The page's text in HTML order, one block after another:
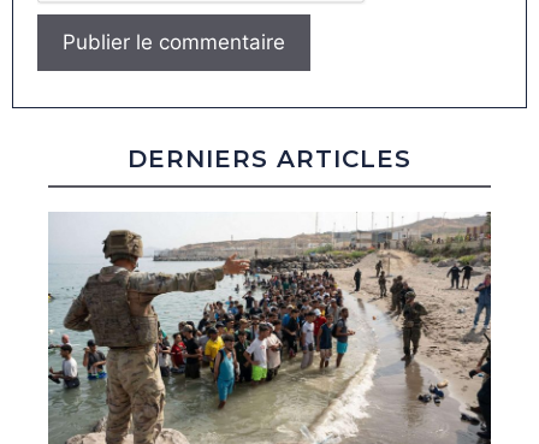
DERNIERS ARTICLES